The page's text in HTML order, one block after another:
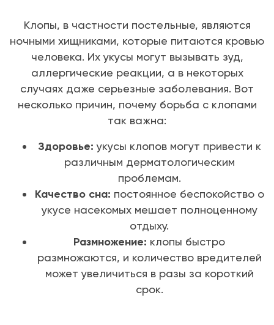
Клопы, в частности постельные, являются
ночными хищниками, которые питаются кровью
человека. Их укусы могут вызывать зуд,
аллергические реакции, а в некоторых
случаях даже серьезные заболевания. Вот
несколько причин, почему борьба с клопами
так важна:
Здоровье: укусы клопов могут привести к
различным дерматологическим
проблемам.
Качество сна: постоянное беспокойство о
укусе насекомых мешает полноценному
отдыху.
Размножение: клопы быстро
размножаются, и количество вредителей
может увеличиться в разы за короткий
срок.